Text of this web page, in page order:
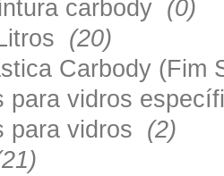
carbody (0)
(20)
Carbody
para vidros
para vidros (2)